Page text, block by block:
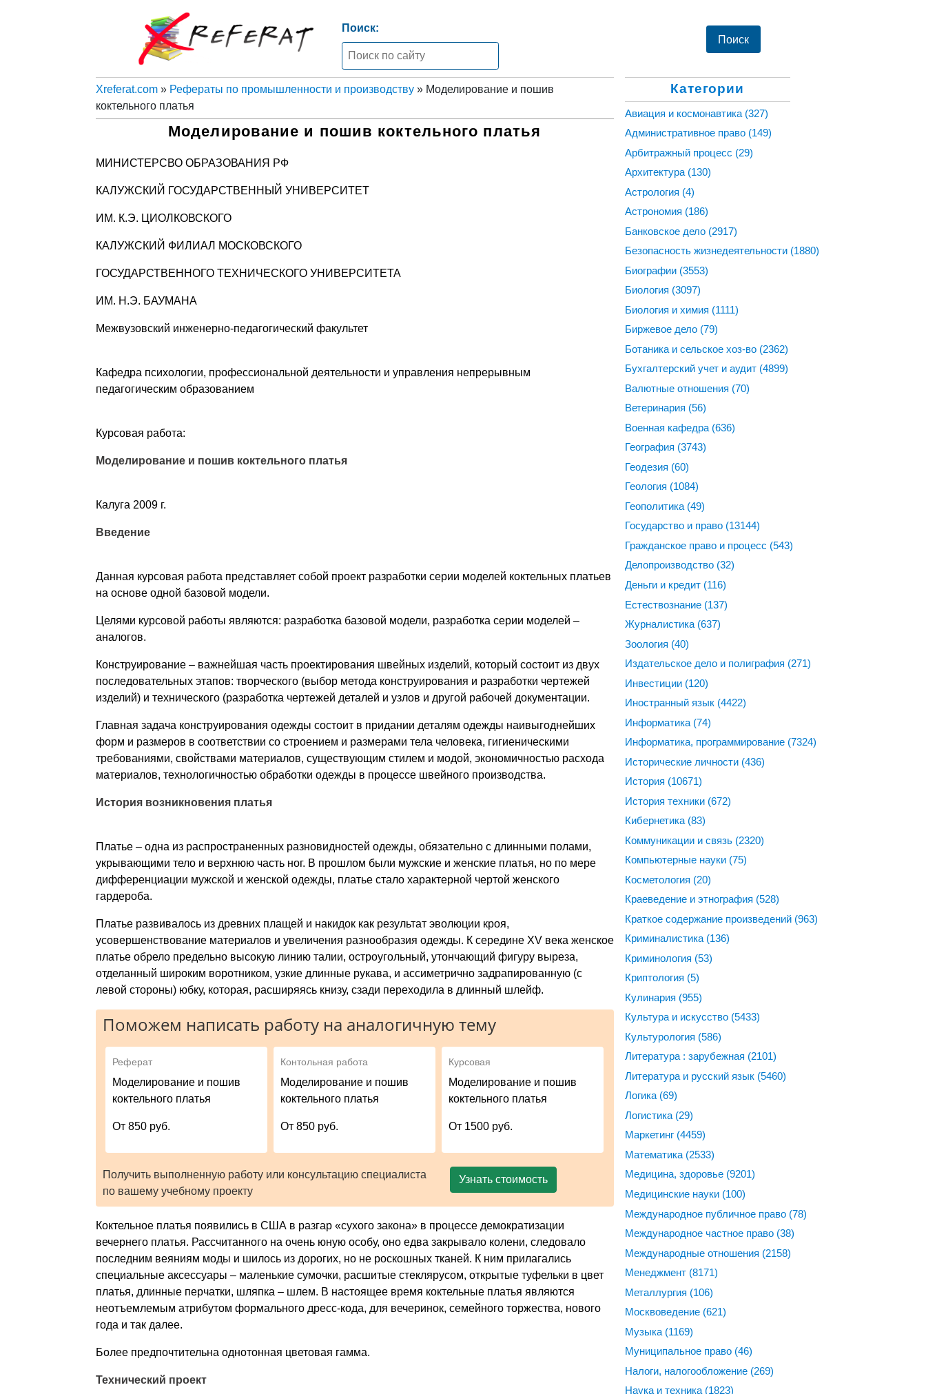
Поиск:
Xreferat.com» Рефераты по промышленности и производству» Моделирование и пошив
коктельного платья
Моделирование и пошив коктельного платья
МИНИСТЕРСВО ОБРАЗОВАНИЯ РФ
КАЛУЖСКИЙ ГОСУДАРСТВЕННЫЙ УНИВЕРСИТЕТ
ИМ. К.Э. ЦИОЛКОВСКОГО
КАЛУЖСКИЙ ФИЛИАЛ МОСКОВСКОГО
ГОСУДАРСТВЕННОГО ТЕХНИЧЕСКОГО УНИВЕРСИТЕТА
ИМ. Н.Э. БАУМАНА
Межвузовский инженерно-педагогический факультет
Кафедра психологии, профессиональной деятельности и управления непрерывным
педагогическим образованием
Курсовая работа:
Моделирование и пошив коктельного платья
Калуга 2009 г.
Введение
Данная курсовая работа представляет собой проект разработки серии моделей коктельных платьев
на основе одной базовой модели.
Целями курсовой работы являются: разработка базовой модели, разработка серии моделей –
аналогов.
Конструирование – важнейшая часть проектирования швейных изделий, который состоит из двух
последовательных этапов: творческого (выбор метода конструирования и разработки чертежей
изделий) и технического (разработка чертежей деталей и узлов и другой рабочей документации.
Главная задача конструирования одежды состоит в придании деталям одежды наивыгоднейших
форм и размеров в соответствии со строением и размерами тела человека, гигиеническими
требованиями, свойствами материалов, существующим стилем и модой, экономичностью расхода
материалов, технологичностью обработки одежды в процессе швейного производства.
История возникновения платья
Платье – одна из распространенных разновидностей одежды, обязательно с длинными полами,
укрывающими тело и верхнюю часть ног. В прошлом были мужские и женские платья, но по мере
дифференциации мужской и женской одежды, платье стало характерной чертой женского
гардероба.
Платье развивалось из древних плащей и накидок как результат эволюции кроя,
усовершенствование материалов и увеличения разнообразия одежды. К середине XV века женское
платье обрело предельно высокую линию талии, остроугольный, утончающий фигуру выреза,
отделанный широким воротником, узкие длинные рукава, и ассиметрично задрапированную (с
левой стороны) юбку, которая, расширяясь книзу, сзади переходила в длинный шлейф.
Поможем написать работу на аналогичную тему
Реферат
Моделирование и пошив
коктельного платья
От 850 руб.
Контольная работа
Моделирование и пошив
коктельного платья
От 850 руб.
Курсовая
Моделирование и пошив
коктельного платья
От 1500 руб.
Получить выполненную работу или консультацию специалиста
по вашему учебному проекту
Узнать стоимость
Коктельное платья появились в США в разгар «сухого закона» в процессе демократизации
вечернего платья. Рассчитанного на очень юную особу, оно едва закрывало колени, следовало
последним веяниям моды и шилось из дорогих, но не роскошных тканей. К ним прилагались
специальные аксессуары – маленькие сумочки, расшитые стеклярусом, открытые туфельки в цвет
платья, длинные перчатки, шляпка – шлем. В настоящее время коктельные платья являются
неотъемлемым атрибутом формального дресс-кода, для вечеринок, семейного торжества, нового
года и так далее.
Более предпочтительна однотонная цветовая гамма.
Технический проект
Категории
Авиация и космонавтика (327)
Административное право (149)
Арбитражный процесс (29)
Архитектура (130)
Астрология (4)
Астрономия (186)
Банковское дело (2917)
Безопасность жизнедеятельности (1880)
Биографии (3553)
Биология (3097)
Биология и химия (1111)
Биржевое дело (79)
Ботаника и сельское хоз-во (2362)
Бухгалтерский учет и аудит (4899)
Валютные отношения (70)
Ветеринария (56)
Военная кафедра (636)
География (3743)
Геодезия (60)
Геология (1084)
Геополитика (49)
Государство и право (13144)
Гражданское право и процесс (543)
Делопроизводство (32)
Деньги и кредит (116)
Естествознание (137)
Журналистика (637)
Зоология (40)
Издательское дело и полиграфия (271)
Инвестиции (120)
Иностранный язык (4422)
Информатика (74)
Информатика, программирование (7324)
Исторические личности (436)
История (10671)
История техники (672)
Кибернетика (83)
Коммуникации и связь (2320)
Компьютерные науки (75)
Косметология (20)
Краеведение и этнография (528)
Краткое содержание произведений (963)
Криминалистика (136)
Криминология (53)
Криптология (5)
Кулинария (955)
Культура и искусство (5433)
Культурология (586)
Литература : зарубежная (2101)
Литература и русский язык (5460)
Логика (69)
Логистика (29)
Маркетинг (4459)
Математика (2533)
Медицина, здоровье (9201)
Медицинские науки (100)
Международное публичное право (78)
Международное частное право (38)
Международные отношения (2158)
Менеджмент (8171)
Металлургия (106)
Москвоведение (621)
Музыка (1169)
Муниципальное право (46)
Налоги, налогообложение (269)
Наука и техника (1823)